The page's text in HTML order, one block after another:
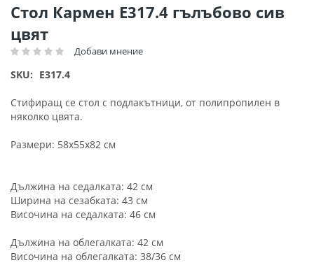
Стол Кармен Ε317.4 гълъбово сив
цвят
Рейтинг: Добави мнение
SKU E317.4
Стифиращ се стол с подлакътници, от полипропилен в
няколко цвята.
Размери: 58x55x82 см
Дължина на седалката: 42 см
Ширина на сезабката: 43 см
Височина на седалката: 46 см
Дължина на облегалката: 42 см
Височина на облегалката: 38/36 см
Преминете
към
началото
на
със